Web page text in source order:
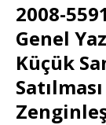
2008-
Genel
Küçük